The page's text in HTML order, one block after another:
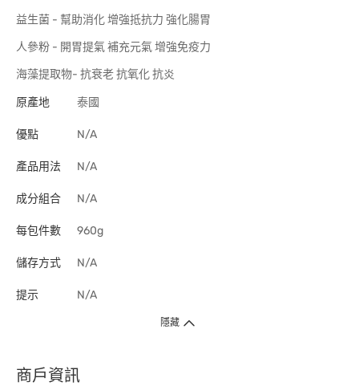
益生菌 - 幫助消化 增強抵抗力 強化腸胃
人參粉 - 開胃提氣 補充元氣 增強免疫力
海藻提取物- 抗衰老 抗氧化 抗炎
原產地 泰國
優點 N/A
產品用法 N/A
成分組合 N/A
每包件數 960g
儲存方式 N/A
提示 N/A
隱藏
商戶資訊